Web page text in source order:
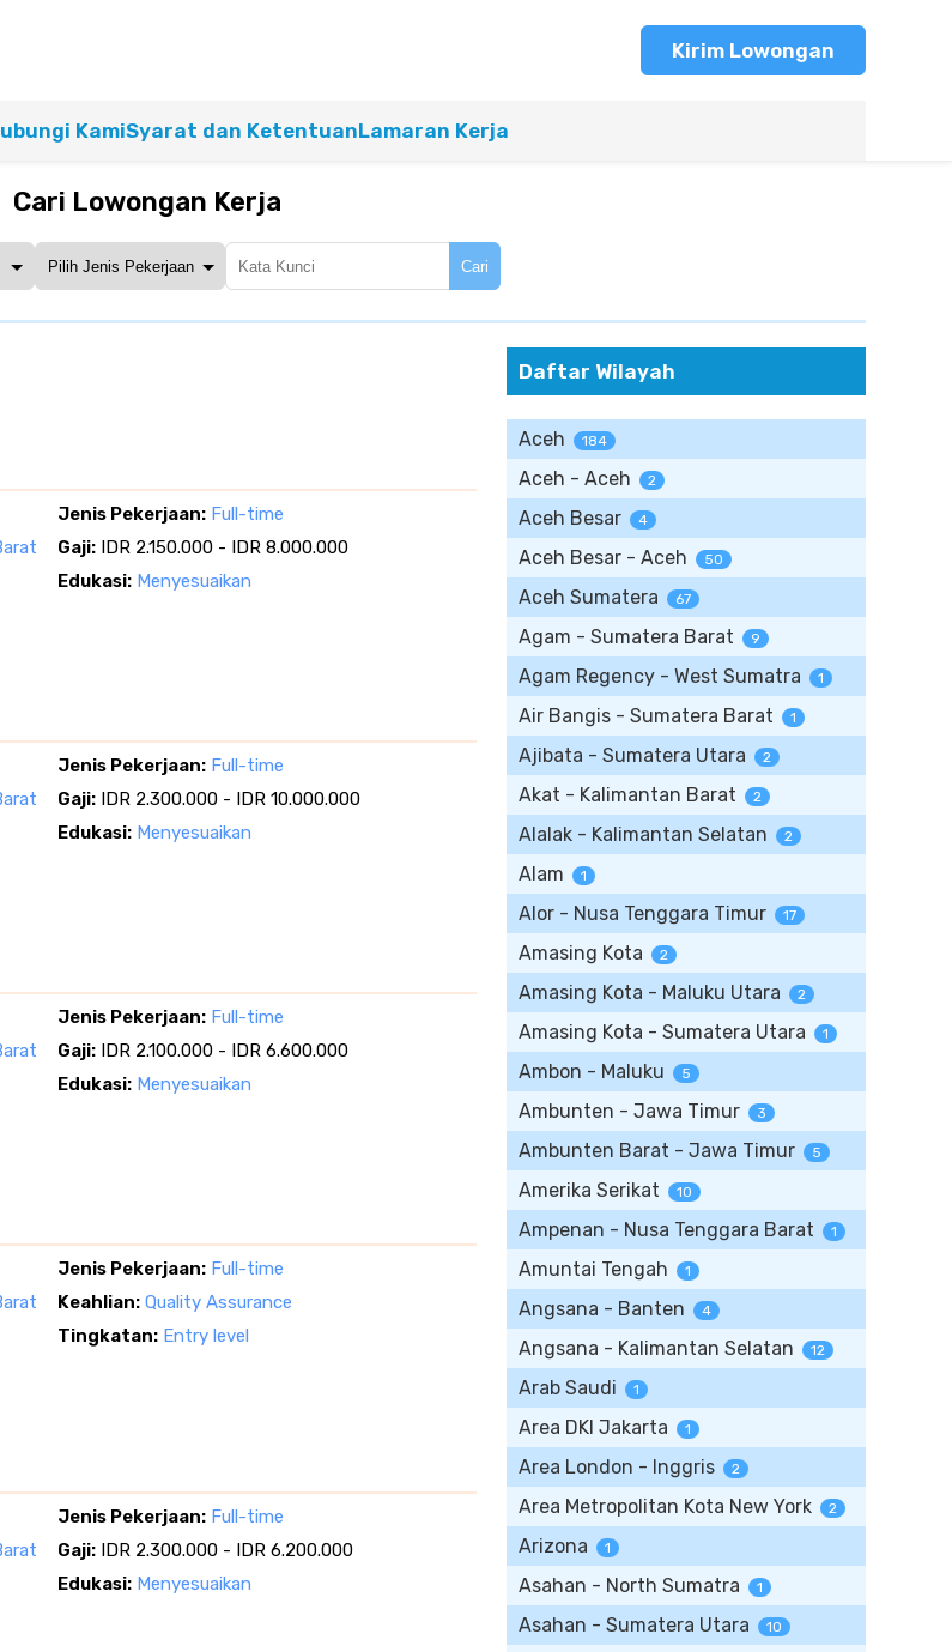
Kirim Lowongan
KamiSyarat dan KetentuanLamaran Kerja
Cari Lowongan Kerja
Cari
Jenis Pekerjaan: Full-time
Gaji: IDR 2.150.000 - IDR 8.000.000
Edukasi: Menyesuaikan
Jenis Pekerjaan: Full-time
Gaji: IDR 2.300.000 - IDR 10.000.000
Edukasi: Menyesuaikan
Jenis Pekerjaan: Full-time
Gaji: IDR 2.100.000 - IDR 6.600.000
Edukasi: Menyesuaikan
Jenis Pekerjaan: Full-time
Keahlian: Quality Assurance
Tingkatan: Entry level
Jenis Pekerjaan: Full-time
Gaji: IDR 2.300.000 - IDR 6.200.000
Edukasi: Menyesuaikan
Daftar Wilayah
Aceh 184
Aceh - Aceh 2
Aceh Besar 4
Aceh Besar - Aceh 50
Aceh Sumatera 67
Agam - Sumatera Barat 9
Agam Regency - West Sumatra 1
Air Bangis - Sumatera Barat 1
Ajibata - Sumatera Utara 2
Akat - Kalimantan Barat 2
Alalak - Kalimantan Selatan 2
Alam 1
Alor - Nusa Tenggara Timur 17
Amasing Kota 2
Amasing Kota - Maluku Utara 2
Amasing Kota - Sumatera Utara 1
Ambon - Maluku 5
Ambunten - Jawa Timur 3
Ambunten Barat - Jawa Timur 5
Amerika Serikat 10
Ampenan - Nusa Tenggara Barat 1
Amuntai Tengah 1
Angsana - Banten 4
Angsana - Kalimantan Selatan 12
Arab Saudi 1
Area DKI Jakarta 1
Area London - Inggris 2
Area Metropolitan Kota New York 2
Arizona 1
Asahan - North Sumatra 1
Asahan - Sumatera Utara 10